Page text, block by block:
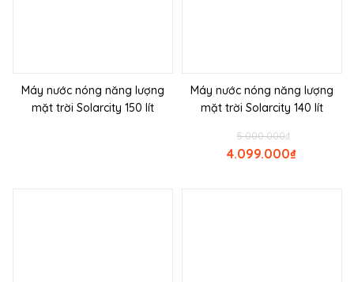
Máy nước nóng năng lượng
mặt trời Solarcity 150 lít
Máy nước nóng năng lượng
mặt trời Solarcity 140 lít
₫
5.000.000
₫
4.099.000